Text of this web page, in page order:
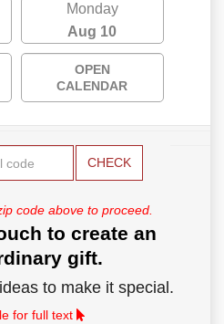
Monday
Aug 10
OPEN
CALENDAR
CHECK
code above to proceed.
to create an
gift.
to make it special.
for full text